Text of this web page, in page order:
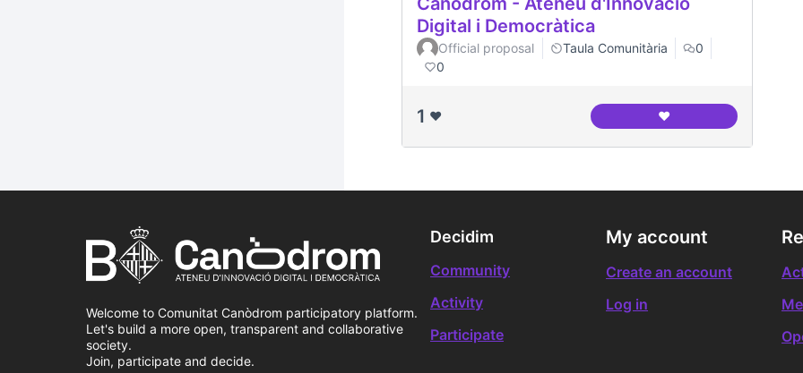
Digital i Democràtica
Official proposal Taula Comunitària
0
0
1 ❤️ ❤️Canòdrom - Ateneu
Welcome to Comunitat Canòdrom participatory platform.
Let's build a more open, transparent and collaborative
society.
Join, participate and decide.
Decidim
Community
Activity
Participate
My account
Create an account
Log in